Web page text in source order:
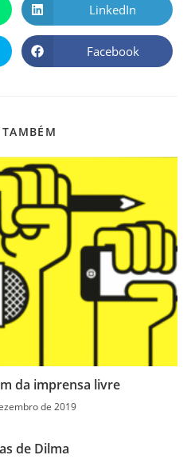
LinkedIn
Facebook
da imprensa livre
de 2019
de Dilma